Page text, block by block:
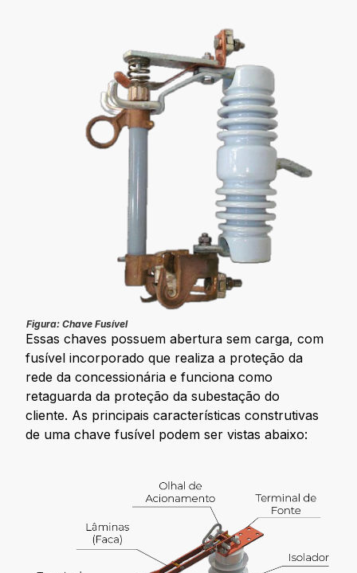
Figura: Chave Fusível
Essas chaves possuem abertura sem carga, com
fusível incorporado que realiza a proteção da
rede da concessionária e funciona como
retaguarda da proteção da subestação do
cliente. As principais características construtivas
de uma chave fusível podem ser vistas abaixo: